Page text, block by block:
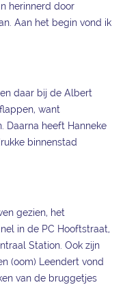
herinnerd door
Aan het begin vond ik
daar bij de Albert
want
Daarna heeft Hanneke
binnenstad
gezien, het
in de PC Hooftstraat,
Station. Ook zijn
(oom) Leendert vond
van de bruggetjes